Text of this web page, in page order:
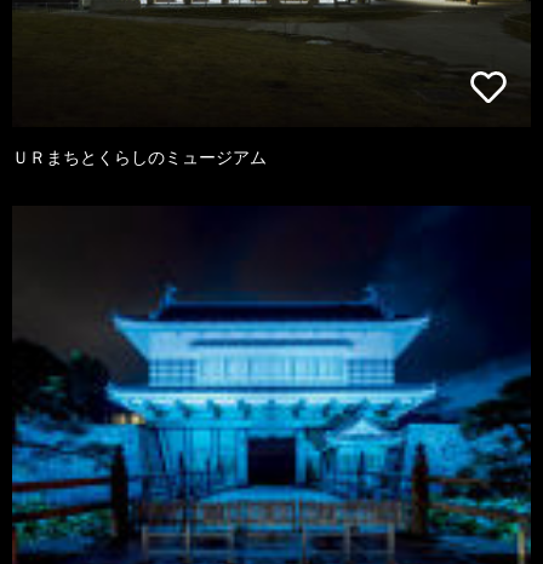
ＵＲまちとくらしのミュージアム